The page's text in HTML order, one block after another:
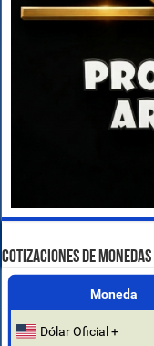
COTIZACIONES DE MONEDAS
Moneda
Dólar Oficial +